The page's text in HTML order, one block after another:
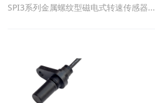
SPI3系列金属螺纹型磁电式转速传感器...